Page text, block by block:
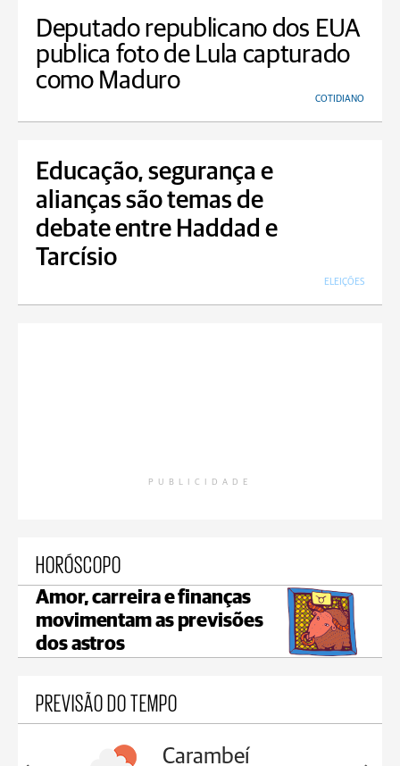
Deputado republicano dos EUA
publica foto de Lula capturado
como Maduro
COTIDIANO
Educação, segurança e
alianças são temas de
debate entre Haddad e
Tarcísio
ELEIÇÕES
PUBLICIDADE
HORÓSCOPO
Amor, carreira e finanças
movimentam as previsões
dos astros
PREVISÃO DO TEMPO